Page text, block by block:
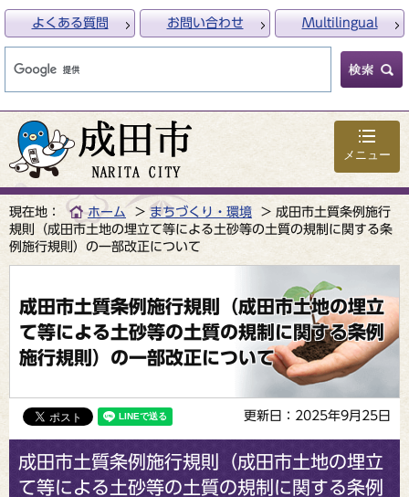
メニュー
よくある質問 お問い合わせ Multilingual
現在地： ホーム まちづくり・環境
成田市土質条例施行
規則（成田市土地の埋立て等による土砂等の土質の規制に関する条
例施行規則）の一部改正について
成田市土質条例施行規則（成田市土地の埋立
て等による土砂等の土質の規制に関する条例
施行規則）の一部改正について
更新日：2025年9月25日
成田市土質条例施行規則（成田市土地の埋立
て等による土砂等の土質の規制に関する条例